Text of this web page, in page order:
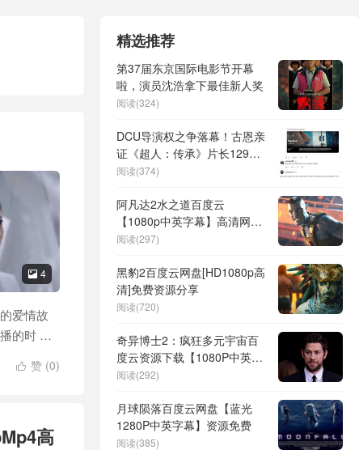
 4
爱情故
的时 …
 赞 (0)
高
精选推荐
第37届东京国际电影节开幕
啦，演员沈浩拿下最佳新人奖
阅读(324)
DCU导演权之争落幕！古恩亲
证《超人：传承》片长129分
钟含彩蛋
阅读(374)
阿凡达2水之道百度云
【1080p中英字幕】高清网盘
资源下载
阅读(297)
黑豹2百度云网盘[HD1080p高
清]免费资源分享
阅读(720)
奇异博士2：疯狂多元宇宙百
度云资源下载【1080P中英字
幕】网盘资源
阅读(292)
月球陨落百度云网盘【蓝光
1280P中英字幕】资源免费
阅读(385)